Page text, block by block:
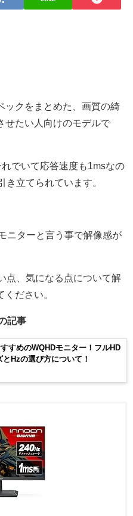
ックをまとめた、画質の綺
せたい人向けのモデルで
でいて応答速度も1msなの
き立てられています。
ニターと言う事で解像感が
点、気になる点について解
ださい。
記事
すすめのWQHDモニター！フルHD
とHzの選び方について！